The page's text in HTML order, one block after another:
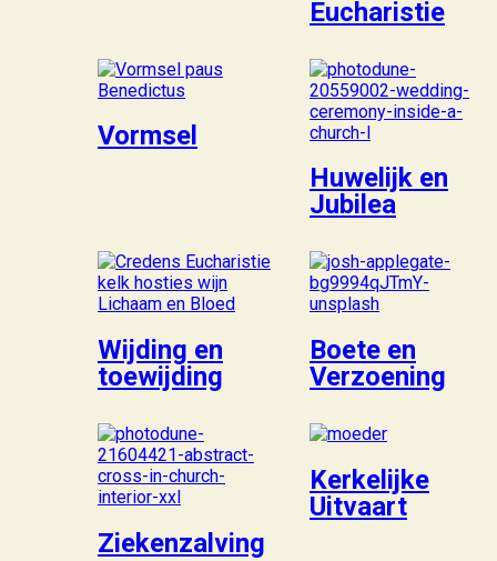
Eucharistie
Vormsel
Huwelijk en
Jubilea
Wijding en
toewijding
Boete en
Verzoening
Ziekenzalving
Kerkelijke
Uitvaart